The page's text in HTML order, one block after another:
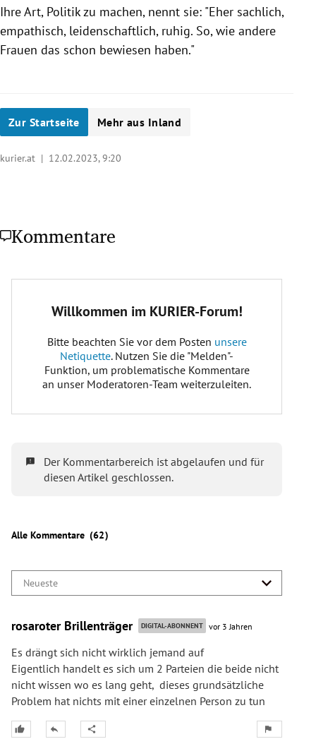
Ihre Art, Politik zu machen, nennt sie: "Eher sachlich,
empathisch, leidenschaftlich, ruhig. So, wie andere
Frauen das schon bewiesen haben."
Zur Startseite Mehr aus Inland
kurier.at | 12.02.2023, 9:20
Kommentare